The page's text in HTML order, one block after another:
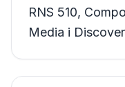
RNS 510,
Media i